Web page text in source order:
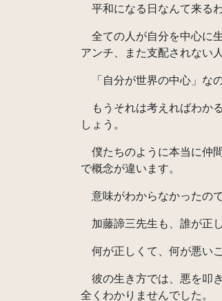
平和になる日なんて来る
全ての人が自分を中心に
アンチ、また支配されない
「自分が世界の中心」なの
もうそれは考えればわか
しょう。
僕たちのように本当に仲
で概念が違います。
意味がわからなかったので
加藤諦三先生も、誰が正
何が正しくて、何が悪いこ
彼の生き方では、悪を叩
全くわかりませんでした。